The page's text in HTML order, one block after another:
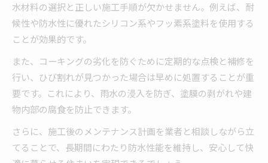
水材料の選択と正しい施工手順が欠かせません。例えば、耐
候性や防水性に優れたシリコン系やフッ素系塗料を使用する
ことが効果的です。
また、コーキングの劣化を防ぐために定期的な点検と補修を
行い、ひび割れが見つかった場合は早めに処置することが重
要です。これにより、雨水の浸入を防ぎ、塗膜の剥がれや建
物内部の腐食を防止できます。
さらに、施工後のメンテナンス計画を業者と相談しながら立
てることで、長期間にわたり防水性能を維持し、安心して快